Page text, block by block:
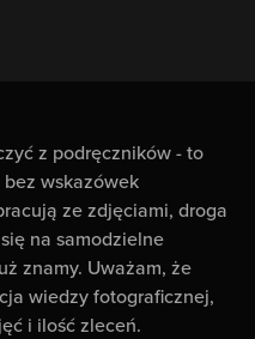
z podręczników - to
wskazówek
ze zdjęciami, droga
na samodzielne
znamy. Uważam, że
wiedzy fotograficznej,
i ilość zleceń.